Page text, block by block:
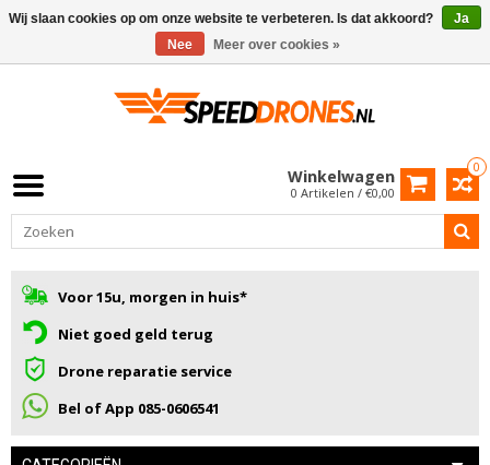
0
Winkelwagen
0 Artikelen / €0,00
Voor 15u, morgen in huis*
Niet goed geld terug
Drone reparatie service
Bel of App 085-0606541
Wij slaan cookies op om onze website te verbeteren. Is dat akkoord?
Ja
Nee
Meer over cookies »